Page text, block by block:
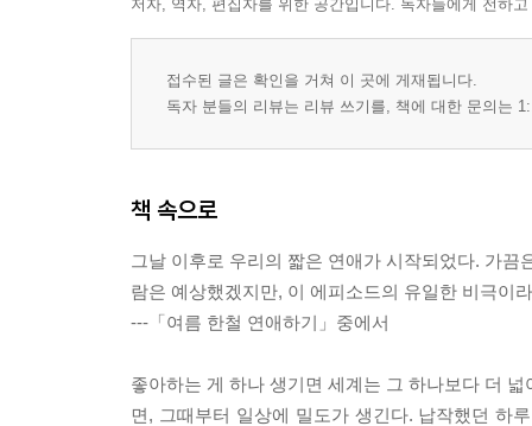
결핍으로부터 시작된 여행
― 여름휴가
저자, 역자, 편집자를 위한 공간입니다. 독자들에게 전하
접수된 글은 확인을 거쳐 이 곳에 게재됩니다.
독자 분들의 리뷰는 리뷰 쓰기를, 책에 대한 문의는
책 속으로
그날 이후로 우리의 짧은 연애가 시작되었다. 가
람은 예상했겠지만, 이 에피소드의 유일한 비극이
---「여름 한철 연애하기」중에서
좋아하는 게 하나 생기면 세계는 그 하나보다 더
면, 그때부터 일상에 밀도가 생긴다. 납작했던 하